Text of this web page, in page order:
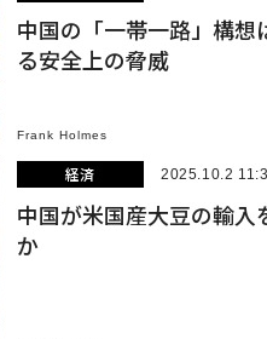
中国の「一帯一路」構
る安全上の脅威
Frank Holmes
経済 2025.10.2
中国が米国産大豆の輸
か